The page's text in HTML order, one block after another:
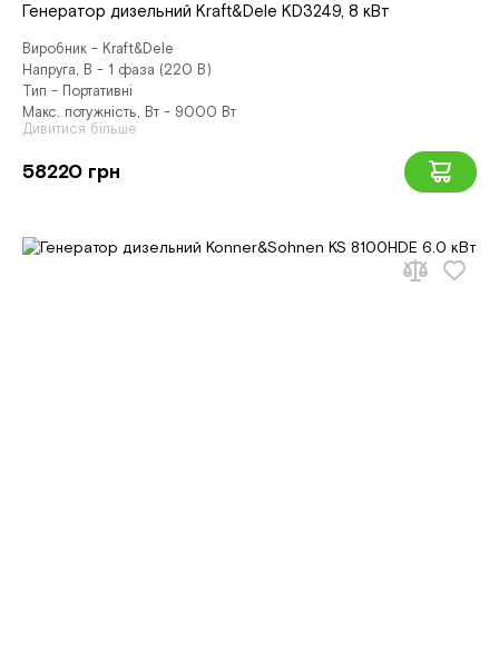
Генератор дизельний Kraft&Dele KD3249, 8 кВт
Виробник - Kraft&Dele
Напруга, В - 1 фаза (220 В)
Тип - Портативні
Макс. потужність, Вт - 9000 Вт
Дивитися більше
58220 грн